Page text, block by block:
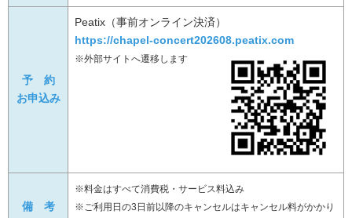
予 約
お申込み
Peatix（事前オンライン決済）
https://chapel-concert202608.peatix.com
※外部サイトへ遷移します
備 考
※料金はすべて消費税・サービス料込み
※ご利用日の3日前以降のキャンセルはキャンセル料がかかり